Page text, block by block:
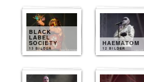
BLACK
LABEL
SOCIETY
13 BILDER
HAEMATOM
12 BILDER